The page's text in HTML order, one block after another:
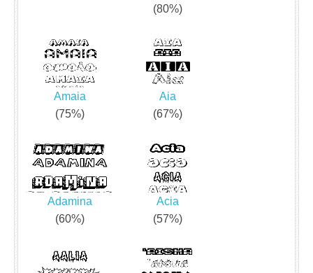
(80%)
Amaia
(75%)
Aia
(67%)
Adamina
(60%)
Acia
(57%)